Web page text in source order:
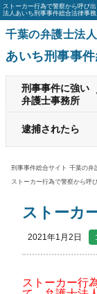
ストーカー行為で警察から呼び
法人あいち刑事事件総合法律事
千葉の弁護士法人
あいち刑事事
刑事事件に強い
弁護士事務所
逮捕されたら
刑事事件総合サイト 千葉の
ストーカー行為で警察から呼び
ストーカ
2021年1月2日
ストーカー行